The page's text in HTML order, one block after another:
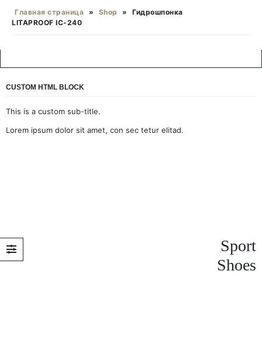
Главная страница » Shop »
Гидрошпонка
LITAPROOF IC-240
CUSTOM HTML BLOCK
This is a custom sub-title.
Lorem ipsum dolor sit amet, con sec tetur elitad.
Sport
Shoes